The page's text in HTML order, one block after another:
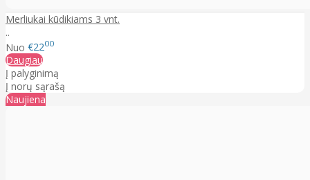
Merliukai kūdikiams 3 vnt.
..
Nuo €2200
Daugiau
Į palyginimą
Į norų sąrašą
Naujiena